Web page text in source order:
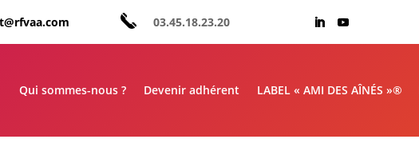
03.45.18.23.20
Qui sommes-nous ? Devenir adhérent LABEL « AMI DES AÎNÉS »®